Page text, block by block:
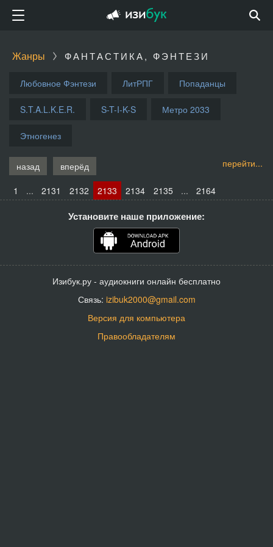
Жанры ФАНТАСТИКА, ФЭНТЕЗИ
Любовное Фэнтези ЛитРПГ Попаданцы
S.T.A.L.K.E.R. S-T-I-K-S Метро 2033
Этногенез
перейти...
назад
вперёд
1
... 2131 2132 2133 2134 2135 ... 2164
Установите наше приложение:
Изибук.ру - аудиокниги онлайн бесплатно
Связь: izibuk2000@gmail.com
Версия для компьютера
Правообладателям